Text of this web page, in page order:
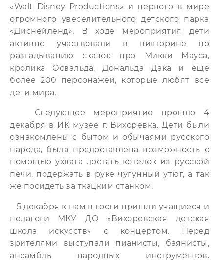
«Walt Disney Productions» и первого в мире
огромного увеселительного детского парка
«Диснейленд». В ходе мероприятия дети
активно участвовали в викторине по
разгадыванию сказок про Микки Мауса,
кролика Освальда, Дональда Дака и еще
более 200 персонажей, которые любят все
дети мира.
Следующее мероприятие прошло 4
декабря в ИК музее г. Вихоревка. Дети были
ознакомлены с бытом и обычаями русского
народа, была предоставлена возможность с
помощью ухвата достать котелок из русской
печи, подержать в руке чугунный утюг, а так
же посидеть за ткацким станком.
5 декабря к нам в гости пришли учащиеся и
педагоги МКУ ДО «Вихоревская детская
школа искусств» с концертом. Перед
зрителями выступали пианисты, баянисты,
ансамбль народных инструментов.